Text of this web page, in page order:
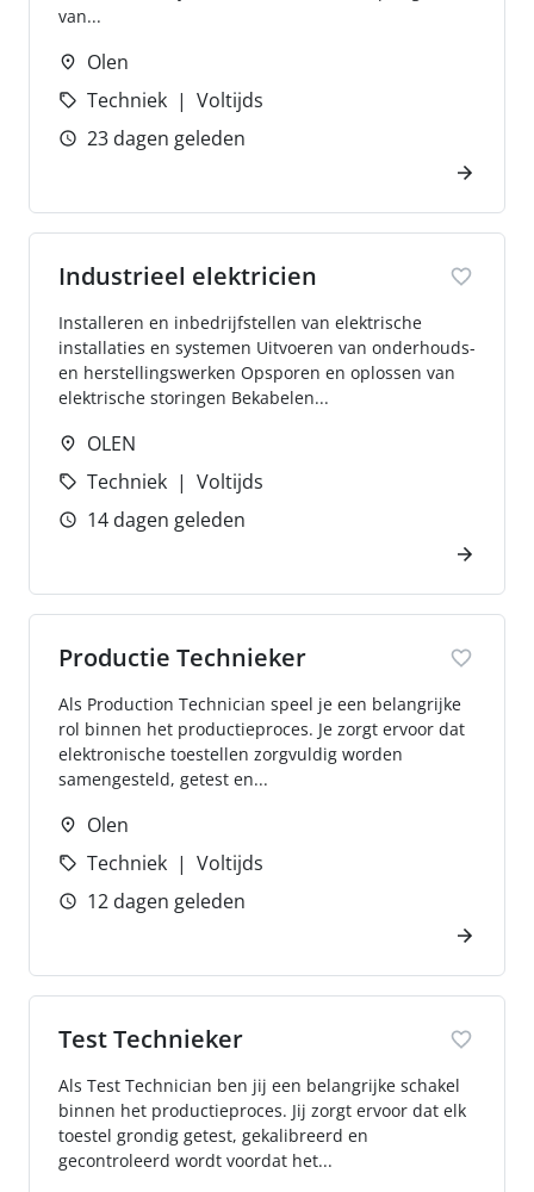
van...
Olen
Techniek
Voltijds
23 dagen geleden
Industrieel elektricien
Installeren en inbedrijfstellen van elektrische
installaties en systemen Uitvoeren van onderhouds-
en herstellingswerken Opsporen en oplossen van
elektrische storingen Bekabelen...
OLEN
Techniek
Voltijds
14 dagen geleden
Productie Technieker
Als Production Technician speel je een belangrijke
rol binnen het productieproces. Je zorgt ervoor dat
elektronische toestellen zorgvuldig worden
samengesteld, getest en...
Olen
Techniek
Voltijds
12 dagen geleden
Test Technieker
Als Test Technician ben jij een belangrijke schakel
binnen het productieproces. Jij zorgt ervoor dat elk
toestel grondig getest, gekalibreerd en
gecontroleerd wordt voordat het...